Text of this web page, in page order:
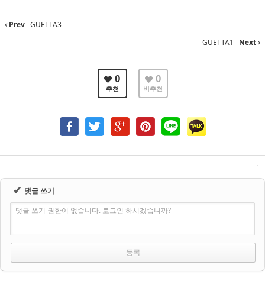
Prev GUETTA3
GUETTA1
Next
0
추천
0
비추천
✔ 댓글 쓰기
댓글 쓰기 권한이 없습니다. 로그인 하시겠습니까?